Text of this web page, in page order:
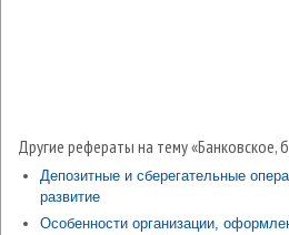
Другие рефераты на тему «Банковское,
Депозитные и сберегательные
развитие
Особенности организации,